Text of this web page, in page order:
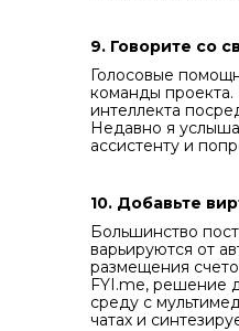
9. Говорите со
Голосовые
команды проекта.
интеллекта
Недавно я
ассистенту и
10. Добавьте
Большинство
варьируются от
размещения
FYI.me, решение
среду с
чатах и